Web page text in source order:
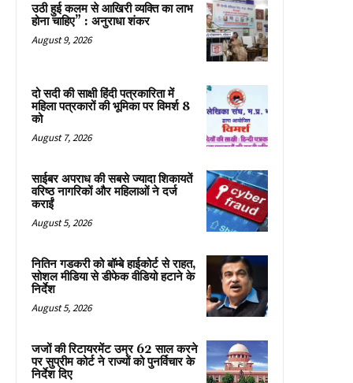
उठी हुई कलम से आखिरी व्यक्ति का लाभ
होना चाहिए” : अनुराधा शंकर
August 9, 2026
दो सदी की साक्षी हिंदी पत्रकारिता में
महिला पत्रकारों की भूमिका पर विमर्श 8
को
August 7, 2026
साईबर अपराध की सबसे ज्यादा शिकायतें
वरिष्ठ नागरिकों और महिलाओं ने दर्ज
कराईं
August 5, 2026
नितिन गडकरी को बॉम्बे हाईकोर्ट से राहत,
सोशल मीडिया से डीफेक वीडियो हटाने के
निर्देश
August 5, 2026
जजों की रिटायरमेंट उम्र 62 साल करने
पर सुप्रीम कोर्ट ने राज्यों को पुनर्विचार के
निर्देश दिए